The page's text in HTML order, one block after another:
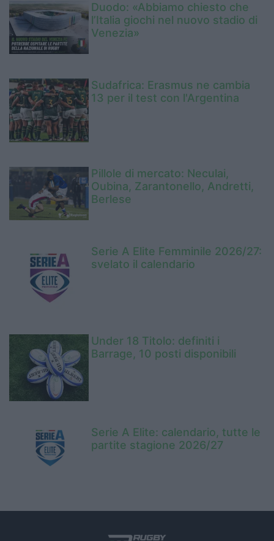
Duodo: «Abbiamo chiesto che
l’Italia giochi nel nuovo stadio di
Venezia»
Sudafrica: Erasmus ne cambia
13 per il test con l'Argentina
Pillole di mercato: Neculai,
Oubina, Zarantonello, Andretti,
Berlese
Serie A Elite Femminile 2026/27:
svelato il calendario
Under 18 Titolo: definiti i
Barrage, 10 posti disponibili
Serie A Elite: calendario, tutte le
partite stagione 2026/27